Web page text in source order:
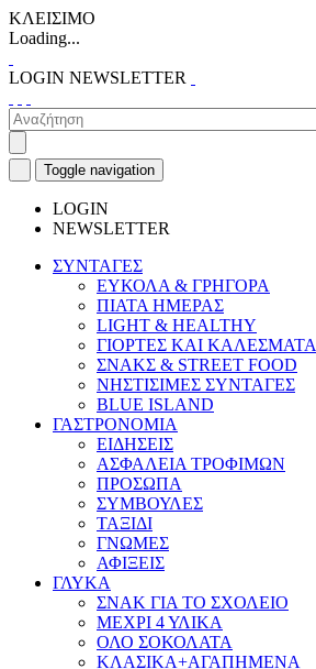
ΚΛΕΙΣΙΜΟ
Loading...
LOGIN NEWSLETTER
Toggle navigation
LOGIN
NEWSLETTER
ΣΥΝΤΑΓΕΣ
ΕΥΚΟΛΑ & ΓΡΗΓΟΡΑ
ΠΙΑΤΑ ΗΜΕΡΑΣ
LIGHT & HEALTHY
ΓΙΟΡΤΕΣ ΚΑΙ ΚΑΛΕΣΜΑΤΑ
ΣΝΑΚΣ & STREET FOOD
ΝΗΣΤΙΣΙΜΕΣ ΣΥΝΤΑΓΕΣ
BLUE ISLAND
ΓΑΣΤΡΟΝΟΜΙΑ
ΕΙΔΗΣΕΙΣ
ΑΣΦΑΛΕΙΑ ΤΡΟΦΙΜΩΝ
ΠΡΟΣΩΠΑ
ΣΥΜΒΟΥΛΕΣ
ΤΑΞΙΔΙ
ΓΝΩΜΕΣ
ΑΦΙΞΕΙΣ
ΓΛΥΚΑ
ΣΝΑΚ ΓΙΑ ΤΟ ΣΧΟΛΕΙΟ
ΜΕΧΡΙ 4 ΥΛΙΚΑ
ΟΛΟ ΣΟΚΟΛΑΤΑ
ΚΛΑΣΙΚΑ+ΑΓΑΠΗΜΕΝΑ